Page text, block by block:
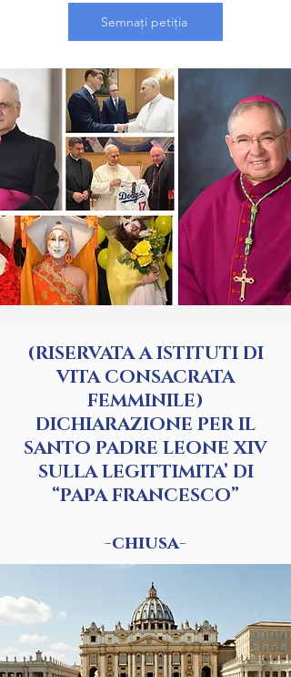
Semnați petiția
(RISERVATA A ISTITUTI DI
VITA CONSACRATA
FEMMINILE)
DICHIARAZIONE PER IL
SANTO PADRE LEONE XIV
SULLA LEGITTIMITA’ DI
“PAPA FRANCESCO”
-chiusa-